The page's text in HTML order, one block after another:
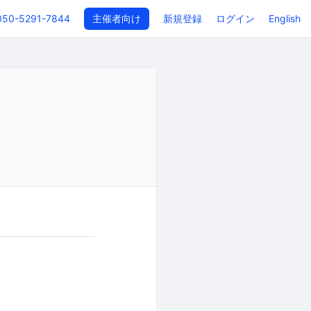
5291-7844 主催者向け 新規登録 ログイン English